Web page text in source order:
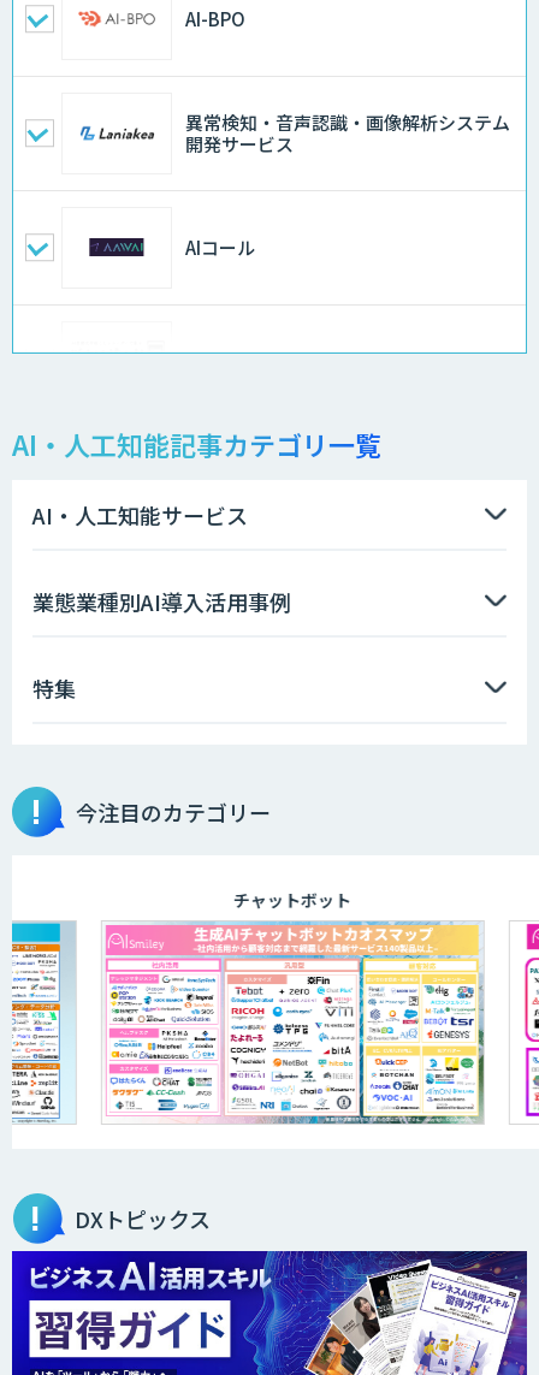
AI-BPO
異常検知・音声認識・画像解析システム
開発サービス
AIコール
ログミーツ powered by GPT-4
AIコンシェルジュ®
ソフトクリエイトのAI開発サービス
APTOのAI受託開発
アポメイト
IBT BizTAPAI
AI・人工知能記事カテゴリ一覧
AI・人工知能サービス
業態業種別AI導入活用事例
特集
今注目のカテゴリー
チャットボット
DXトピックス